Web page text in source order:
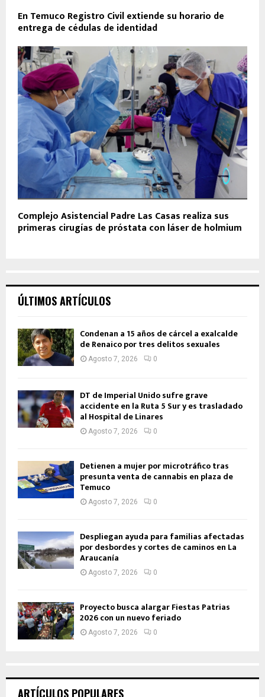
En Temuco Registro Civil extiende su horario de
entrega de cédulas de identidad
Complejo Asistencial Padre Las Casas realiza sus
primeras cirugías de próstata con láser de holmium
ÚLTIMOS ARTÍCULOS
Condenan a 15 años de cárcel a exalcalde
de Renaico por tres delitos sexuales
Agosto 7, 2026 0
DT de Imperial Unido sufre grave
accidente en la Ruta 5 Sur y es trasladado
al Hospital de Linares
Agosto 7, 2026 0
Detienen a mujer por microtráfico tras
presunta venta de cannabis en plaza de
Temuco
Agosto 7, 2026 0
Despliegan ayuda para familias afectadas
por desbordes y cortes de caminos en La
Araucanía
Agosto 7, 2026 0
Proyecto busca alargar Fiestas Patrias
2026 con un nuevo feriado
Agosto 7, 2026 0
ARTÍCULOS POPULARES